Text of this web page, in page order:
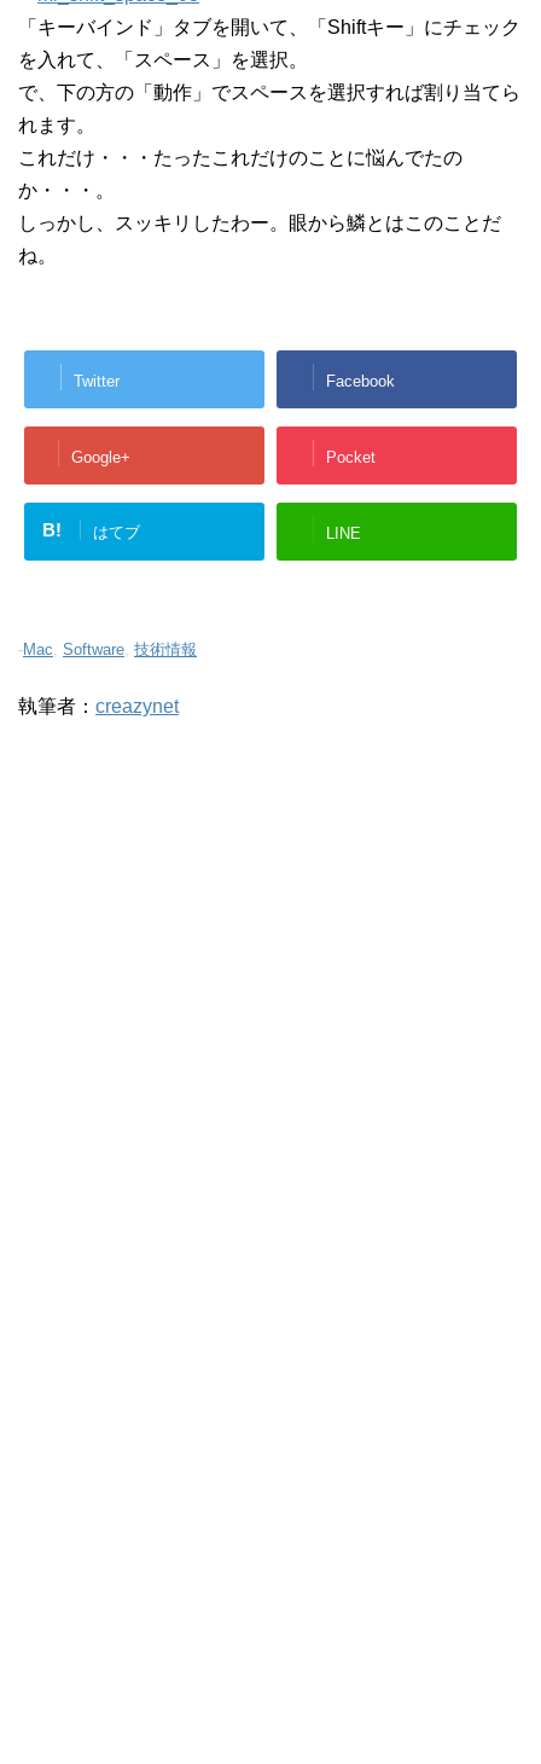
「キーバインド」タブを開いて、「Shiftキー」にチェック
を入れて、「スペース」を選択。
で、下の方の「動作」でスペースを選択すれば割り当てら
れます。
これだけ・・・たったこれだけのことに悩んでたの
か・・・。
しっかし、スッキリしたわー。眼から鱗とはこのことだ
ね。
Twitter Facebook
Google+ Pocket
B! はてブ LINE
-Mac, Software, 技術情報
執筆者： creazynet